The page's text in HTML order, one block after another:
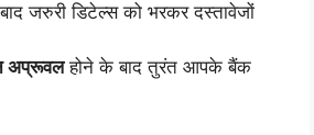
जरुरी डिटेल्स को भरकर दस्तावेजों
अप्रूवलहोने के बाद तुरंत आपके बैंक